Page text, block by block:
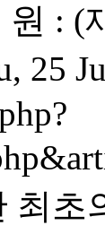
: (
25
초